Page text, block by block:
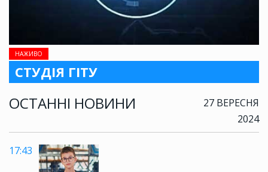
НАЖИВО
СТУДІЯ ГІТУ
ОСТАННІ НОВИНИ
27 ВЕРЕСНЯ
2024
17:43